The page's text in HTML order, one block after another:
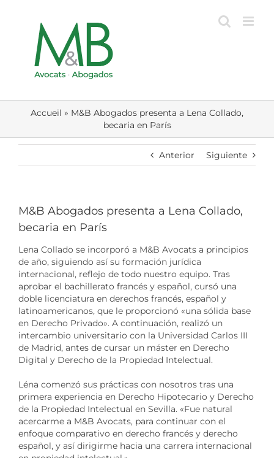
Accueil » M&B Abogados presenta a Lena Collado,
becaria en París
Anterior Siguiente
M&B Abogados presenta a Lena Collado,
becaria en París
Lena Collado se incorporó a M&B Avocats a principios
de año, siguiendo así su formación jurídica
internacional, reflejo de todo nuestro equipo. Tras
aprobar el bachillerato francés y español, cursó una
doble licenciatura en derechos francés, español y
latinoamericanos, que le proporcionó «una sólida base
en Derecho Privado». A continuación, realizó un
intercambio universitario con la Universidad Carlos III
de Madrid, antes de cursar un máster en Derecho
Digital y Derecho de la Propiedad Intelectual.
Léna comenzó sus prácticas con nosotros tras una
primera experiencia en Derecho Hipotecario y Derecho
de la Propiedad Intelectual en Sevilla. «Fue natural
acercarme a M&B Avocats, para continuar con el
enfoque comparativo en derecho francés y derecho
español, y así dirigirme hacia una carrera internacional